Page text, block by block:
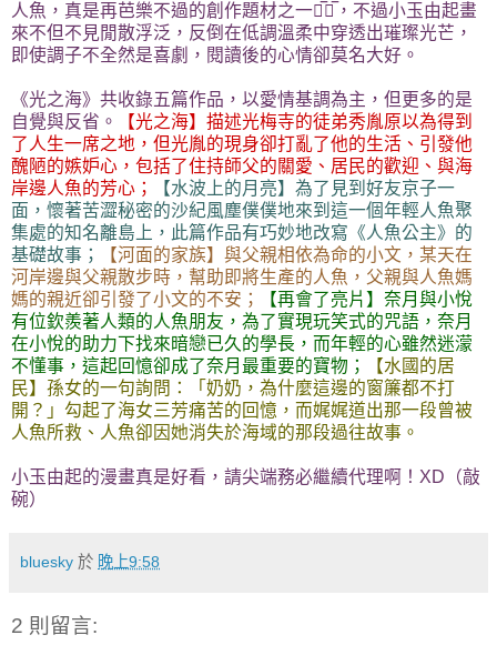
人魚，真是再芭樂不過的創作題材之一啊̅▽̅，不過小玉由起畫
來不但不見閒散浮泛，反倒在低調溫柔中穿透出璀璨光芒，
即使調子不全然是喜劇，閱讀後的心情卻莫名大好。
《光之海》共收錄五篇作品，以愛情基調為主，但更多的是
自覺與反省。
【光之海】描述光梅寺的徒弟秀胤原以為得到
了人生一席之地，但光胤的現身卻打亂了他的生活、引發他
醜陋的嫉妒心，包括了住持師父的關愛、居民的歡迎、與海
岸邊人魚的芳心；
【水波上的月亮】為了見到好友京子一
面，懷著苦澀秘密的沙紀風塵僕僕地來到這一個年輕人魚聚
集處的知名離島上，此篇作品有巧妙地改寫《人魚公主》的
基礎故事；
【河面的家族】與父親相依為命的小文，某天在
河岸邊與父親散步時，幫助即將生產的人魚，父親與人魚媽
媽的親近卻引發了小文的不安；
【再會了亮片】奈月與小悅
有位欽羨著人類的人魚朋友，為了實現玩笑式的咒語，奈月
在小悅的助力下找來暗戀已久的學長，而年輕的心雖然迷濛
不懂事，這起回憶卻成了奈月最重要的寶物；
【水國的居
民】孫女的一句詢問：「奶奶，為什麼這邊的窗簾都不打
開？」勾起了海女三芳痛苦的回憶，而娓娓道出那一段曾被
人魚所救、人魚卻因她消失於海域的那段過往故事。
小玉由起的漫畫真是好看，請尖端務必繼續代理啊！XD（敲
碗）
bluesky 於 晚上9:58
2 則留言: